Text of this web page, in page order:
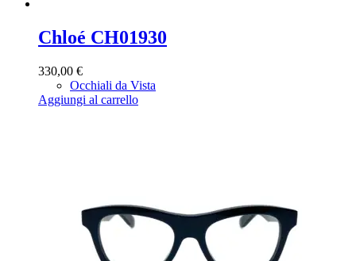
Chloé CH01930
330,00 €
Occhiali da Vista
Aggiungi al carrello